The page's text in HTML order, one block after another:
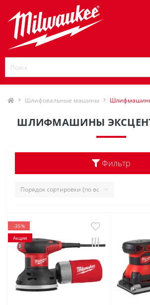
Шлифовальные машины
ШЛИФМАШИНЫ
Фильтр
-35%
Акция